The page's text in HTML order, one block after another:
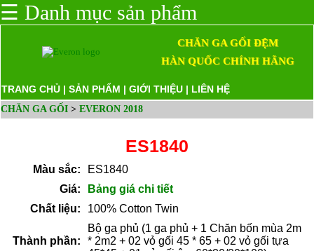
☰ Danh mục sản phẩm
CHĂN GA GỐI ĐỆM
HÀN QUỐC CHÍNH HÃNG
TRANG CHỦ | SẢN PHẨM | GIỚI THIỆU | LIÊN HỆ
CHĂN GA GỐI > EVERON 2018
ES1840
Màu sắc:
ES1840
Giá:
Bảng giá chi tiết
Chất liệu:
100% Cotton Twin
Thành phần:
Bộ ga phủ (1 ga phủ + 1 Chăn bốn mùa 2m
* 2m2 + 02 vỏ gối 45 * 65 + 02 vỏ gối tựa